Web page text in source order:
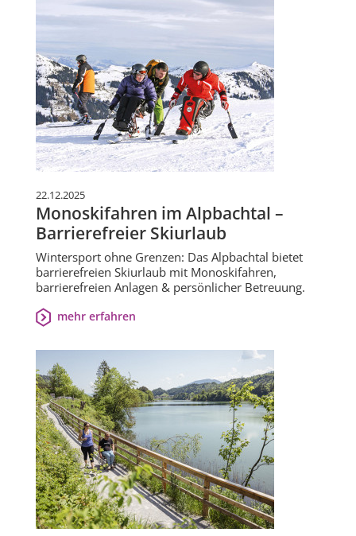
22.12.2025
Monoskifahren im Alpbachtal –
Barrierefreier Skiurlaub
Wintersport ohne Grenzen: Das Alpbachtal bietet
barrierefreien Skiurlaub mit Monoskifahren,
barrierefreien Anlagen & persönlicher Betreuung.
mehr erfahren